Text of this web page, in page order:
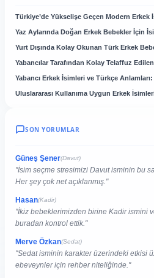
Türkiye’de Yükselişe Geçen Modern Erkek
Yaz Aylarında Doğan Erkek Bebekler İçin
Yurt Dışında Kolay Okunan Türk Erkek
Yabancılar Tarafından Kolay Telaffuz
Yabancı Erkek İsimleri ve Türkçe
Uluslararası Kullanıma Uygun Erkek
SON YORUMLAR
Güneş Şener(Davut)
"İsim seçme stresimizi Davut isminin bu
Her şey çok net açıklanmış."
Hasan(Kadir)
"İkiz bebeklerimizden birine Kadir ismini
buradan kontrol ettik."
Merve Özkan(Sedat)
"Sedat isminin karakter üzerindeki etkisi
ebeveynler için rehber niteliğinde."